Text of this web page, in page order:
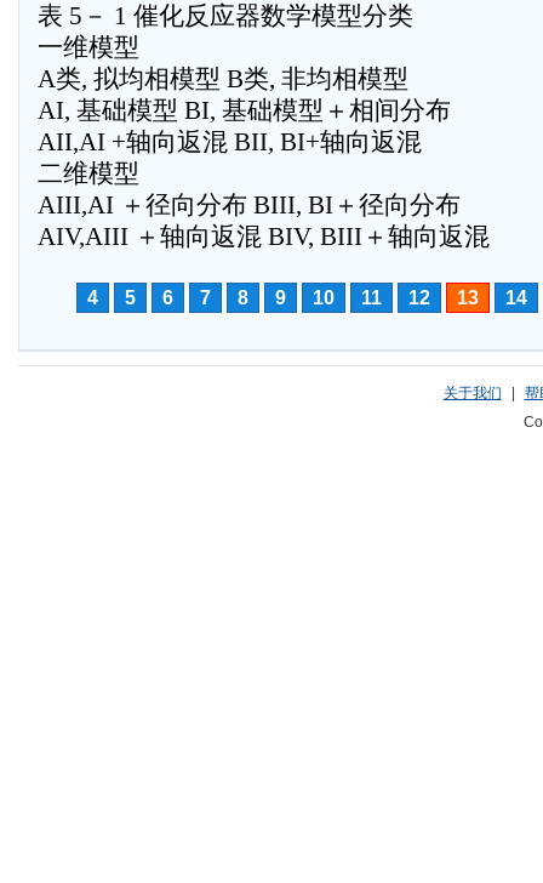
表 5－ 1 催化反应器数学模型分类
一维模型
A类, 拟均相模型 B类, 非均相模型
AI, 基础模型 BI, 基础模型＋相间分布
AII,AI +轴向返混 BII, BI+轴向返混
二维模型
AIII,AI ＋径向分布 BIII, BI＋径向分布
AIV,AIII ＋轴向返混 BIV, BIII＋轴向返混
4 5 6 7 8 9 10 11 12 13 14
关于我们
帮